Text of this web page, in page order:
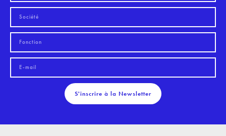
S'inscrire à la Newsletter